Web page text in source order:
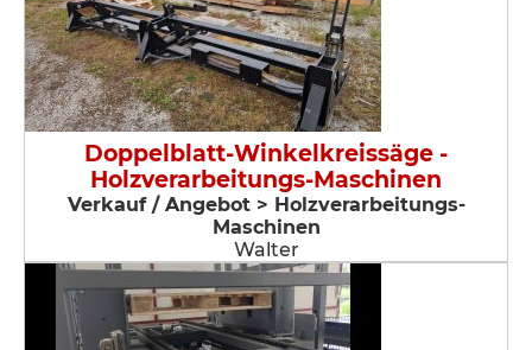
Doppelblatt-Winkelkreissäge -
Holzverarbeitungs-Maschinen
Verkauf / Angebot > Holzverarbeitungs-
Maschinen
Walter